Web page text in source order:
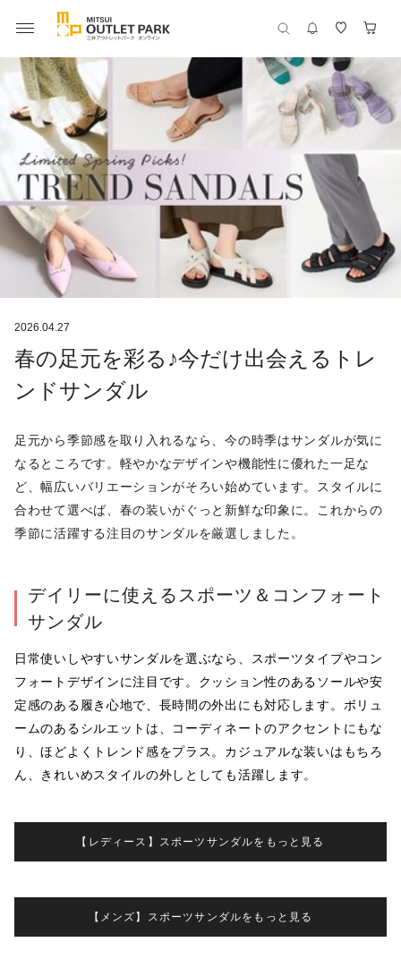
2026.04.27
春の足元を彩る♪今だけ出会えるトレ
ンドサンダル
足元から季節感を取り入れるなら、今の時季はサンダルが気に
なるところです。軽やかなデザインや機能性に優れた一足な
ど、幅広いバリエーションがそろい始めています。スタイルに
合わせて選べば、春の装いがぐっと新鮮な印象に。これからの
季節に活躍する注目のサンダルを厳選しました。
デイリーに使えるスポーツ＆コンフォート
サンダル
日常使いしやすいサンダルを選ぶなら、スポーツタイプやコン
フォートデザインに注目です。クッション性のあるソールや安
定感のある履き心地で、長時間の外出にも対応します。ボリュ
ームのあるシルエットは、コーディネートのアクセントにもな
り、ほどよくトレンド感をプラス。カジュアルな装いはもちろ
ん、きれいめスタイルの外しとしても活躍します。
【レディース】スポーツサンダルをもっと見る
【メンズ】スポーツサンダルをもっと見る